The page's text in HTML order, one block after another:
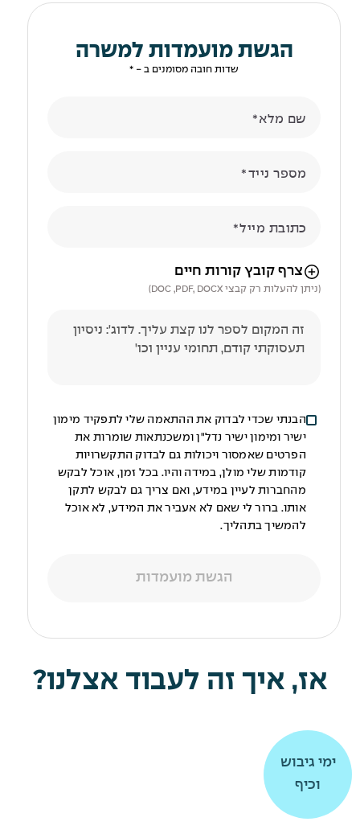
הגשת מועמדות למשרה
שדות חובה מסומנים ב - *
שם מלא
מספר נייד
כתובת מייל
הניווט לאחר העלאת הקובץ באמצעות מקש ה-TAB
צרף קובץ קורות חיים
(ניתן להעלות רק קבצי DOC ,PDF, DOCX)
הבנתי שכדי לבדוק את ההתאמה שלי לתפקיד מימון
ישיר ומימון ישיר נדל"ן ומשכנתאות שומרות את
הפרטים שאמסור ויכולות גם לבדוק התקשרויות
קודמות שלי מולן, במידה והיו. בכל זמן, אוכל לבקש
מהחברות לעיין במידע, ואם צריך גם לבקש לתקן
אותו. ברור לי שאם לא אעביר את המידע, לא אוכל
להמשיך בתהליך.
הגשת מועמדות
אז, איך זה לעבוד אצלנו?
ימי גיבוש
וכיף
תרומה
לקהילה
ימי גיבוש
וכיף
תרומה
לקהילה